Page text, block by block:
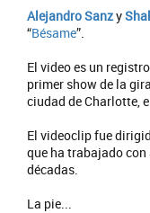
Alejandro Sanzy
“Bésame”.
El video es un
primer show de la
ciudad de Charlotte,
El videoclip fue
que ha trabajado
décadas.
La pie...